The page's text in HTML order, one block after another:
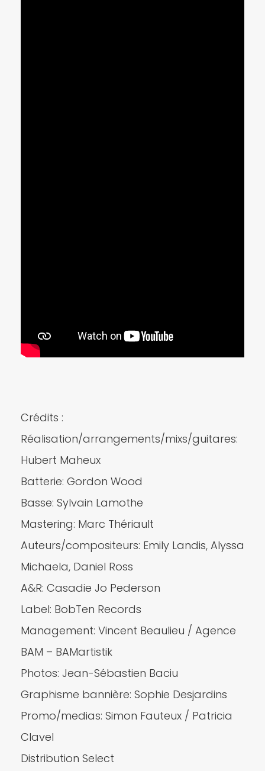
Crédits :
Réalisation/arrangements/mixs/guitares:
Hubert Maheux
Batterie: Gordon Wood
Basse: Sylvain Lamothe
Mastering: Marc Thériault
Auteurs/compositeurs: Emily Landis, Alyssa
Michaela, Daniel Ross
A&R: Casadie Jo Pederson
Label: BobTen Records
Management: Vincent Beaulieu / Agence
BAM – BAMartistik
Photos: Jean-Sébastien Baciu
Graphisme bannière: Sophie Desjardins
Promo/medias: Simon Fauteux / Patricia
Clavel
Distribution Select